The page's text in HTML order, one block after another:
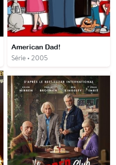
American Dad!
Série • 2005